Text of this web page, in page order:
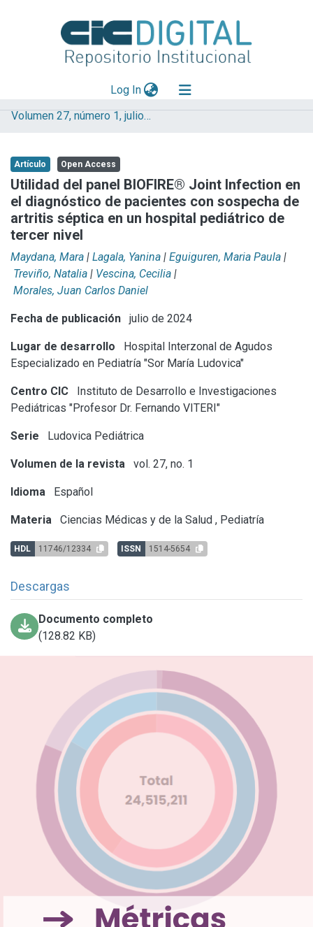
Log In(current)
Explorar
Aportar material
Statistics
Volumen 27, número 1, julio 2024
Artículo Open Access
Utilidad del panel BIOFIRE® Joint Infection en
el diagnóstico de pacientes con sospecha de
artritis séptica en un hospital pediátrico de
tercer nivel
Maydana, Mara | Lagala, Yanina | Eguiguren, Maria Paula |
Treviño, Natalia | Vescina, Cecilia |
Morales, Juan Carlos Daniel
Fecha de publicación julio de 2024
Lugar de desarrollo
Hospital Interzonal de Agudos
Especializado en Pediatría "Sor María Ludovica"
Centro CIC
Instituto de Desarrollo e Investigaciones
Pediátricas "Profesor Dr. Fernando VITERI"
Serie Ludovica Pediátrica
Volumen de la revista vol. 27, no. 1
Idioma Español
Materia Ciencias Médicas y de la Salud , Pediatría
HDL 11746/12334 ISSN 1514-5654
Descargas
Documento completo
(128.82 KB)